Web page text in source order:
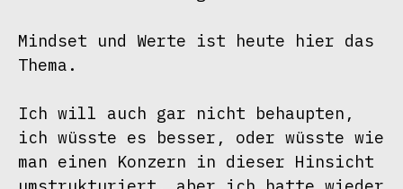
Mindset und Werte ist heute hier das
Thema.
Ich will auch gar nicht behaupten,
ich wüsste es besser, oder wüsste wie
man einen Konzern in dieser Hinsicht